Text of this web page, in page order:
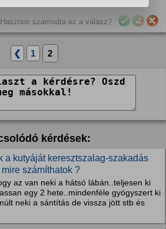
Hasznos számodra ez a válasz?
❮ 1 2
kérdések:
a kutyáját keresztszalag-szakadás
számíthatok ?
az van neki a hátsó lábán..teljesen ki
egy 2 hete..mindenféle gyógyszert ki
neki a sántítás de vissza jött stb és